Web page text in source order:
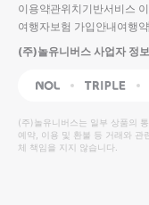
입니
다.
높
은
순
동
영
상
순
상
이용약관위치기반서비스
여행자보험 가입안내여행
(주)놀유니버스 사업자 정보
NOL Triple
(주)놀유니버스는 일부 상품의
예약, 이용 및 환불 등 거래와 관
체 책임을 지지 않습니다.